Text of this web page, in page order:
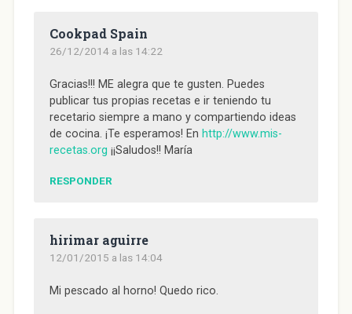
Cookpad Spain
26/12/2014 a las 14:22
Gracias!!! ME alegra que te gusten. Puedes
publicar tus propias recetas e ir teniendo tu
recetario siempre a mano y compartiendo ideas
de cocina. ¡Te esperamos! En http://www.mis-
recetas.org ¡¡Saludos!! María
RESPONDER
hirimar aguirre
12/01/2015 a las 14:04
Mi pescado al horno! Quedo rico.